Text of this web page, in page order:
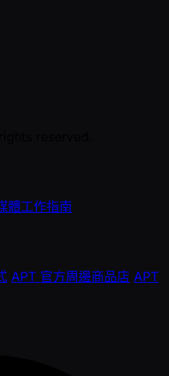
體工作指南
APT 官方周邊商品店 APT